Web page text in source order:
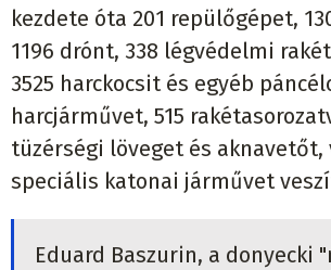
kezdete óta 201 repülőgépet,
1196 drónt, 338 légvédelmi
3525 harckocsit és egyéb
harcjárművet, 515
tüzérségi löveget és aknavetőt,
speciális katonai járművet
Eduard Baszurin, a donyecki